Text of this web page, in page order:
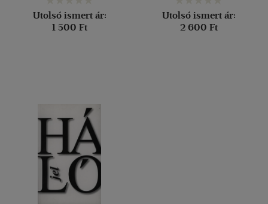
Utolsó ismert ár:
1 500 Ft
Utolsó ismert ár:
2 600 Ft